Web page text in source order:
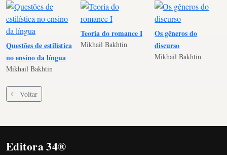
Questões de estilística
no ensino da língua
Mikhail Bakhtin
Teoria do romance I
Mikhail Bakhtin
Os gêneros do
discurso
Mikhail Bakhtin
Voltar
Editora 34®